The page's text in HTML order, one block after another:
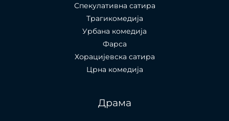
Спекулативна сатира
Трагикомедија
Урбана комедија
Фарса
Хорацијевска сатира
Црна комедија
Драма